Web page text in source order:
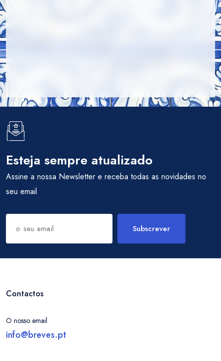
Esteja sempre atualizado
Assine a nossa Newsletter e receba todas as novidades no
seu email
Subscrever
Contactos
O nosso email
info@breves.pt